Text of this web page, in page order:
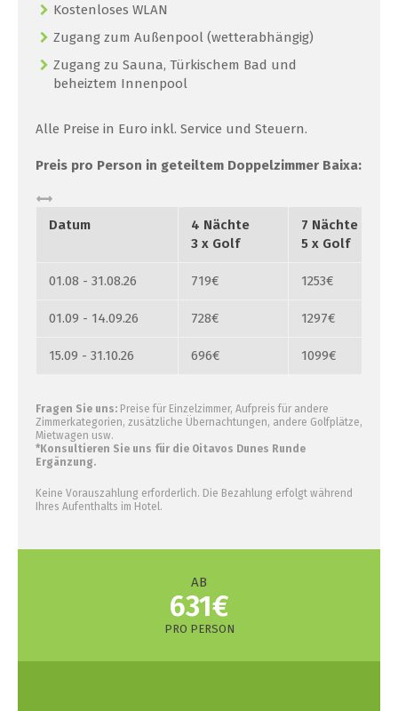
Kostenloses WLAN
Zugang zum Außenpool (wetterabhängig)
Zugang zu Sauna, Türkischem Bad und
beheiztem Innenpool
Alle Preise in Euro inkl. Service und Steuern.
Preis pro Person in geteiltem Doppelzimmer Baixa:
Datum
4 Nächte
3 x Golf
7 Nächte
5 x Golf
01.08 - 31.08.26 719€ 1253€
01.09 - 14.09.26 728€ 1297€
15.09 - 31.10.26 696€ 1099€
Fragen Sie uns: Preise für Einzelzimmer, Aufpreis für andere
Zimmerkategorien, zusätzliche Übernachtungen, andere Golfplätze,
Mietwagen usw.
*Konsultieren Sie uns für die Oitavos Dunes Runde
Ergänzung.
Keine Vorauszahlung erforderlich. Die Bezahlung erfolgt während
Ihres Aufenthalts im Hotel.
AB
631€
PRO PERSON